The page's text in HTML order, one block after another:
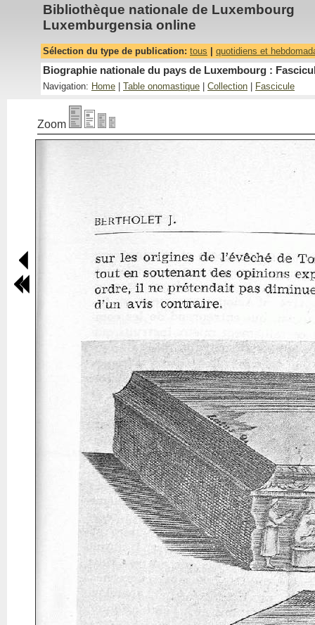
Bibliothèque nationale de Luxembourg
Luxemburgensia online
Sélection du type de publication: tous quotidiens et
Biographie nationale du pays de Luxembourg :
Navigation: Home Table onomastique Collection Fascicule
Zoom